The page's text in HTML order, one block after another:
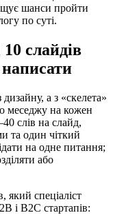
шанси пройти
по суті.
слайдів
а з «скелета»
меседжу на кожен
слів на слайд,
та один чіткий
на одне питання;
або
спеціаліст
і B2C стартапів: